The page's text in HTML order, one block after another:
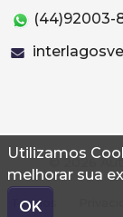
Utilizamos
melhorar sua
OK
(44)92003-
© 2026
Termos